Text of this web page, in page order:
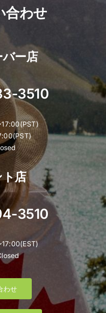
合わせ
ー店
3510
17:00(PST)
店
3510
17:00(EST)
わせ